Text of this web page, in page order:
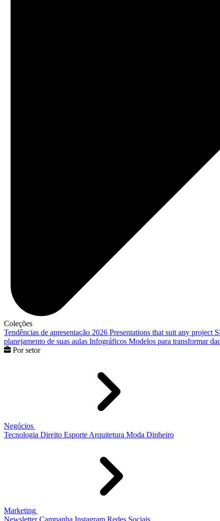
Coleções
Tendências de apresentação 2026 Presentations that suit any project
planejamento de suas aulas Infográficos Modelos para transformar
Por setor
Negócios
Tecnologia Direito Esporte Arquitetura Moda Dinheiro
Marketing
Newsletter Campanha Instagram Redes Sociais